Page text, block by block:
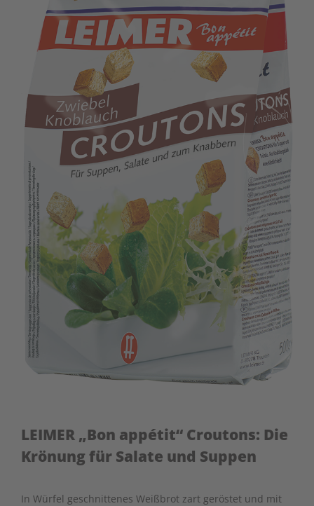
LEIMER „Bon appétit“ Croutons: Die
Krönung für Salate und Suppen
In Würfel geschnittenes Weißbrot zart geröstet und mit